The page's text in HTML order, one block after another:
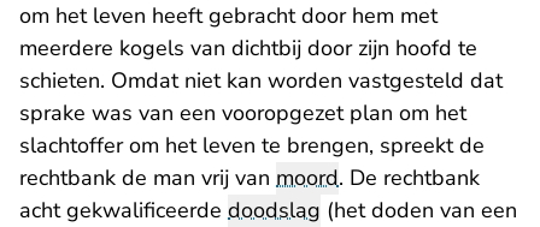
om het leven heeft gebracht door hem met
meerdere kogels van dichtbij door zijn hoofd te
schieten. Omdat niet kan worden vastgesteld dat
sprake was van een vooropgezet plan om het
slachtoffer om het leven te brengen, spreekt de
rechtbank de man vrij van moord. De rechtbank
acht gekwalificeerde doodslag (het doden van een